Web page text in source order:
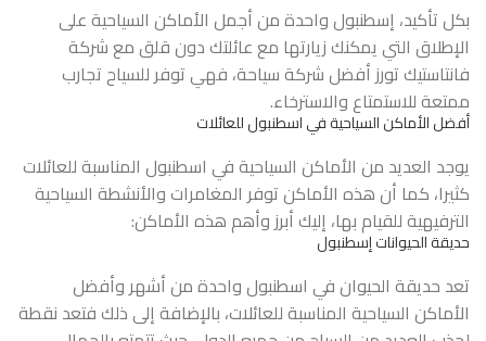
بكل تأكيد، إسطنبول واحدة من أجمل الأماكن السياحية على
الإطلاق التي يمكنك زيارتها مع عائلتك دون قلق مع شركة
فانتاستيك تورز أفضلشركة سياحة، فهي توفر للسياح تجارب
ممتعة للاستمتاع والاسترخاء.
أفضل الأماكن السياحية في اسطنبول للعائلات
يوجد العديد من الأماكن السياحية في اسطنبول المناسبة للعائلات
كثيرا، كما أن هذه الأماكن توفر المغامرات والأنشطة السياحية
الترفيهية للقيام بها، إليك أبرز وأهم هذه الأماكن:
حديقة الحيوانات إسطنبول
تعد حديقة الحيوان في اسطنبول واحدة من أشهر وأفضل
الأماكن السياحية المناسبة للعائلات، بالإضافة إلى ذلك فتعد نقطة